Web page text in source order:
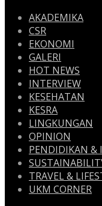
AKADEMIKA
CSR
EKONOMI
GALERI
HOT NEWS
INTERVIEW
KESEHATAN
KESRA
LINGKUNGAN
OPINION
PENDIDIKAN &
TRAVEL &
UKM CORNER